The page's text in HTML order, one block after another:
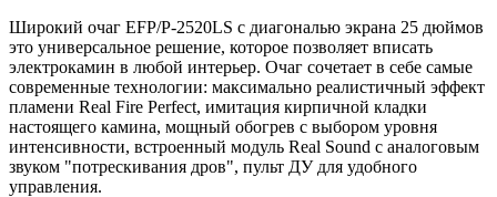
Широкий очаг EFP/P-2520LS с диагональю экрана 25 дюймов
это универсальное решение, которое позволяет вписать
электрокамин в любой интерьер. Очаг сочетает в себе самые
современные технологии: максимально реалистичный эффект
пламени Real Fire Perfect, имитация кирпичной кладки
настоящего камина, мощный обогрев с выбором уровня
интенсивности, встроенный модуль Real Sound с аналоговым
звуком "потрескивания дров", пульт ДУ для удобного
управления.